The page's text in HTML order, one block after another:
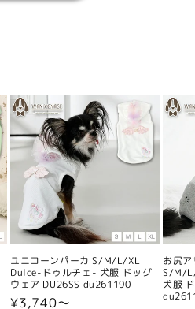
ユニコーンパーカ S/M/L/XL
Dulce-ドゥルチェ- 犬服 ドッグ
ウェア DU26SS du261190
通
¥3,740〜
お尻
S/M/
犬服